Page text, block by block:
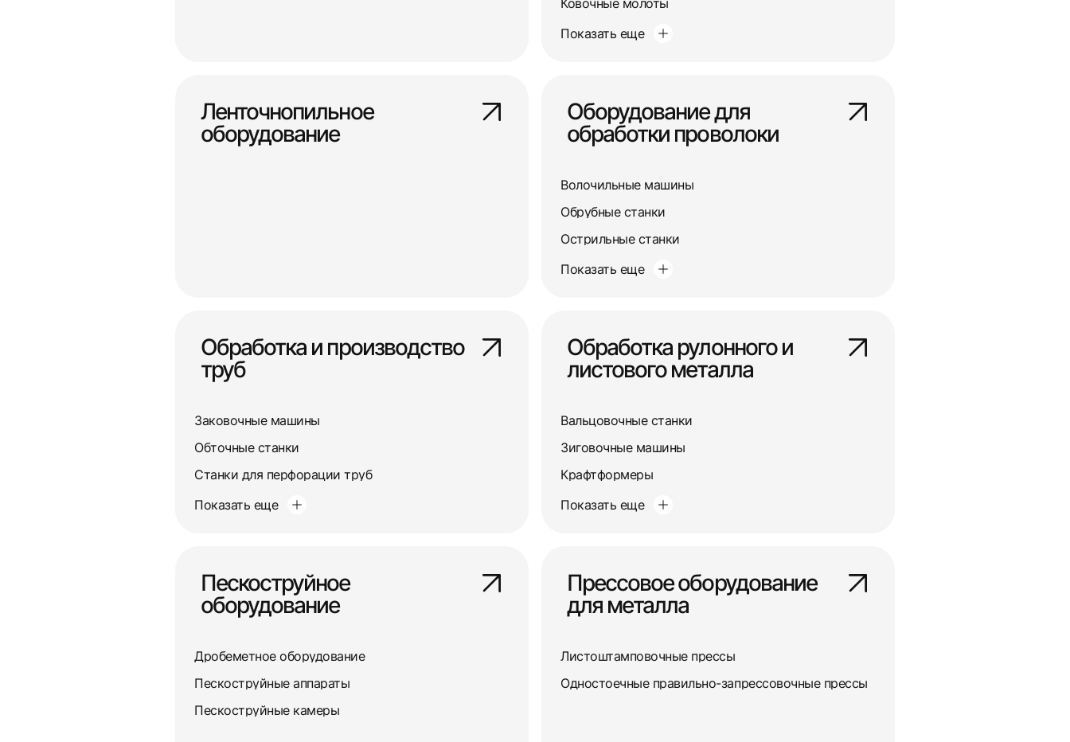
Ковочные молоты
Показать еще
Ленточнопильное
оборудование
Оборудование для
обработки проволоки
Волочильные машины
Обрубные станки
Острильные станки
Показать еще
Обработка и производство
труб
Заковочные машины
Обточные станки
Станки для перфорации труб
Показать еще
Обработка рулонного и
листового металла
Вальцовочные станки
Зиговочные машины
Крафтформеры
Показать еще
Пескоструйное
оборудование
Дробеметное оборудование
Пескоструйные аппараты
Пескоструйные камеры
Прессовое оборудование
для металла
Листоштамповочные прессы
Одностоечные правильно-запрессовочные прессы